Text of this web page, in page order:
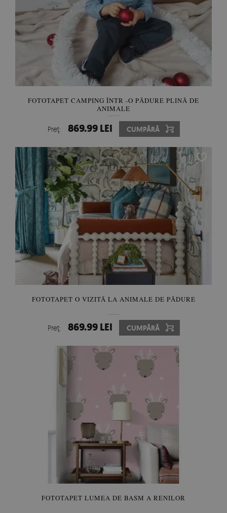
FOTOTAPET CAMPING ÎNTR -O PĂDURE PLINĂ DE
ANIMALE
Preţ: 869.99 LEI CUMPĂRĂ
FOTOTAPET O VIZITĂ LA ANIMALE DE PĂDURE
Preţ: 869.99 LEI CUMPĂRĂ
FOTOTAPET LUMEA DE BASM A RENILOR